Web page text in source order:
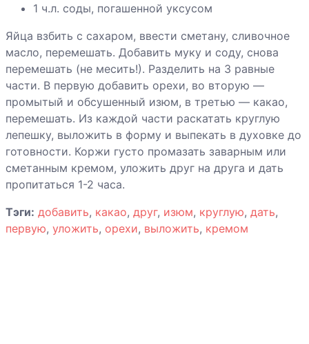
Пирог из
куриных
потрохов
Пирог из тыквы
и перловки
Пирог с
фруктами
гречневой кашей
и грибами
1 ч.л. соды, погашенной уксусом
Яйца взбить с сахаром, ввести сметану, сливочное
масло, перемешать. Добавить муку и соду, снова
перемешать (не месить!). Разделить на 3 равные
части. В первую добавить орехи, во вторую —
промытый и обсушенный изюм, в третью — какао,
перемешать. Из каждой части раскатать круглую
лепешку, выложить в форму и выпекать в духовке до
готовности. Коржи густо промазать заварным или
сметанным кремом, уложить друг на друга и дать
пропитаться 1-2 часа.
Тэги: добавить, какао, друг, изюм, круглую, дать,
первую, уложить, орехи, выложить, кремом